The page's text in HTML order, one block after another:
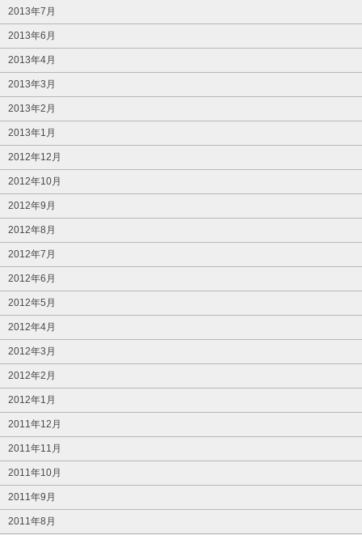
2013年7月
2013年6月
2013年4月
2013年3月
2013年2月
2013年1月
2012年12月
2012年10月
2012年9月
2012年8月
2012年7月
2012年6月
2012年5月
2012年4月
2012年3月
2012年2月
2012年1月
2011年12月
2011年11月
2011年10月
2011年9月
2011年8月